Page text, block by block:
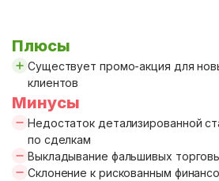
Плюсы
Существует промо-акция для
клиентов
Минусы
Недостаток детализированной
по сделкам
Выкладывание фальшивых
Склонение к рискованным